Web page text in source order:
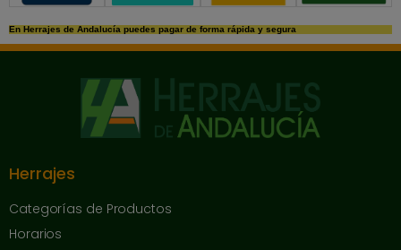
En Herrajes de Andalucía puedes pagar de forma rápida y segura
Herrajes
Categorías de Productos
Horarios